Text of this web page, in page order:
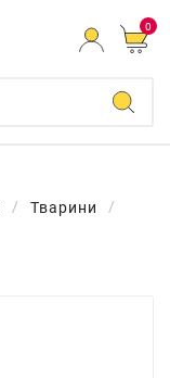
0
Тварини